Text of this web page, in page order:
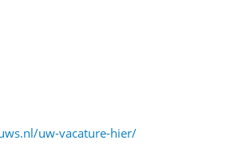
uw-vacature-hier/